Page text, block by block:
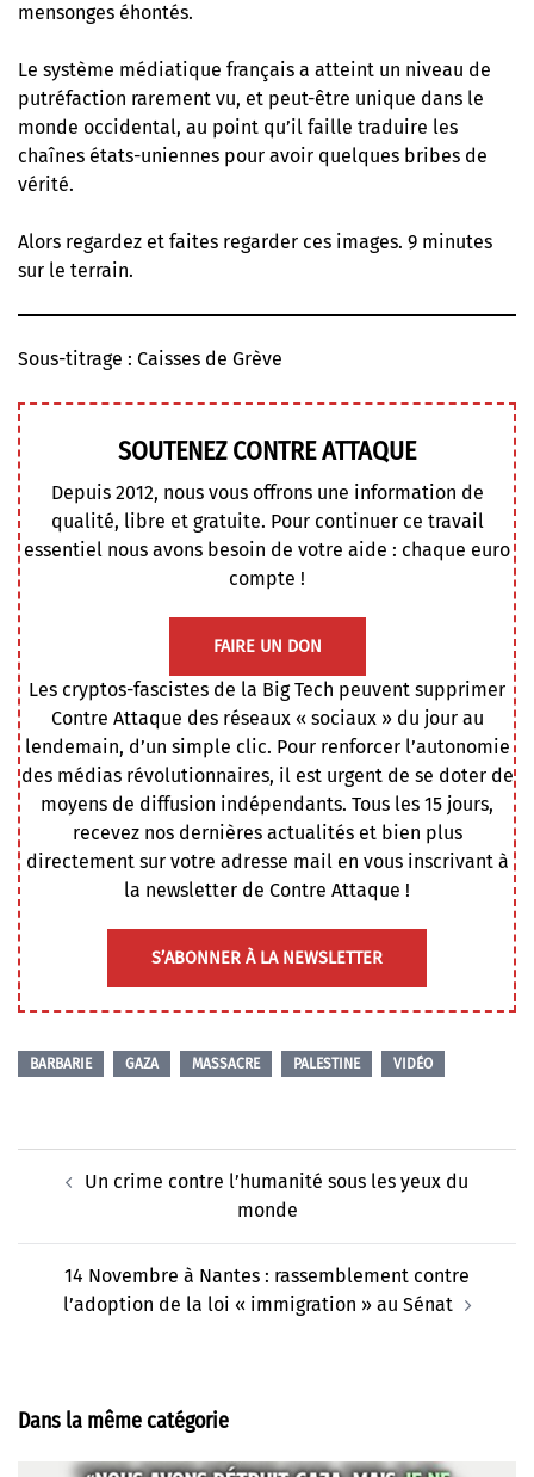
mensonges éhontés.
Le système médiatique français a atteint un niveau de
putréfaction rarement vu, et peut-être unique dans le
monde occidental, au point qu’il faille traduire les
chaînes états-uniennes pour avoir quelques bribes de
vérité.
Alors regardez et faites regarder ces images. 9 minutes
sur le terrain.
Sous-titrage : Caisses de Grève
SOUTENEZ CONTRE ATTAQUE
Depuis 2012, nous vous offrons une information de
qualité, libre et gratuite. Pour continuer ce travail
essentiel nous avons besoin de votre aide : chaque euro
compte !
FAIRE UN DON
Les cryptos-fascistes de la Big Tech peuvent supprimer
Contre Attaque des réseaux « sociaux » du jour au
lendemain, d’un simple clic. Pour renforcer l’autonomie
des médias révolutionnaires, il est urgent de se doter de
moyens de diffusion indépendants. Tous les 15 jours,
recevez nos dernières actualités et bien plus
directement sur votre adresse mail en vous inscrivant à
la newsletter de Contre Attaque !
S’ABONNER À LA NEWSLETTER
BARBARIE GAZA MASSACRE PALESTINE VIDÉO
d’articleUn crime contre l’humanité sous les yeux du
monde
14 Novembre à Nantes : rassemblement contre
l’adoption de la loi « immigration » au Sénat
Dans la même catégorie